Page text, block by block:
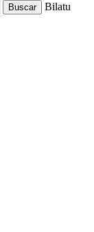
Bilatu